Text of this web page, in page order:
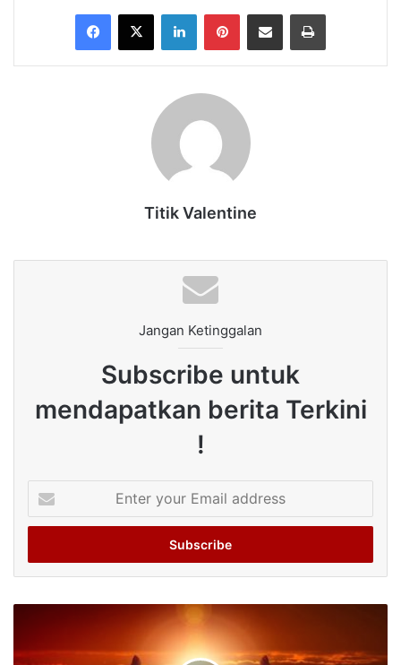
Facebook
X LinkedInPinterestShare via Email Print
Titik Valentine
Jangan Ketinggalan
Subscribe untuk
mendapatkan berita Terkini
!
your
Email